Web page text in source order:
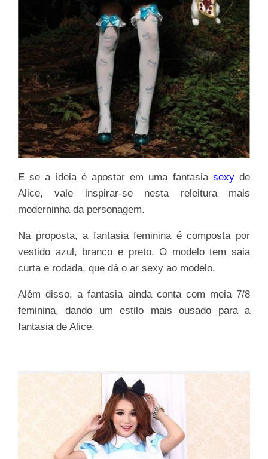
E se a ideia é apostar em uma fantasia sexyde
Alice, vale inspirar-se nesta releitura mais
moderninha da personagem.
Na proposta, a fantasia feminina é composta por
vestido azul, branco e preto. O modelo tem saia
curta e rodada, que dá o ar sexy ao modelo.
Além disso, a fantasia ainda conta com meia 7/8
feminina, dando um estilo mais ousado para a
fantasia de Alice.